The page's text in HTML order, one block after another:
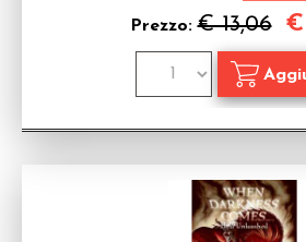
Prezzo:€ 13,06 €